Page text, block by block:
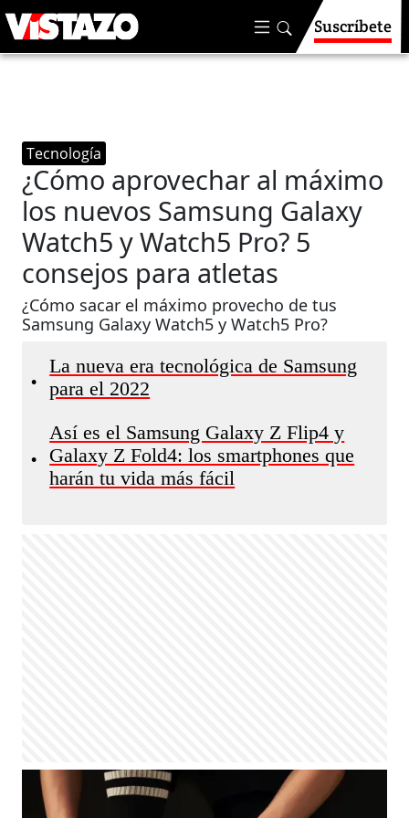
Suscríbete
Tecnología
¿Cómo aprovechar al máximo
los nuevos Samsung Galaxy
Watch5 y Watch5 Pro? 5
consejos para atletas
¿Cómo sacar el máximo provecho de tus
Samsung Galaxy Watch5 y Watch5 Pro?
•
La nueva era tecnológica de Samsung
para el 2022
•
Así es el Samsung Galaxy Z Flip4 y
Galaxy Z Fold4: los smartphones que
harán tu vida más fácil